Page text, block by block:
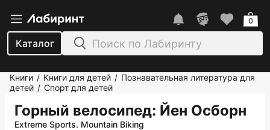
Каталог
0
Книги / Книги для детей / Познавательная литература для
детей / Спорт для детей
Горный велосипед: Йен Осборн
Extreme Sports. Mountain Biking